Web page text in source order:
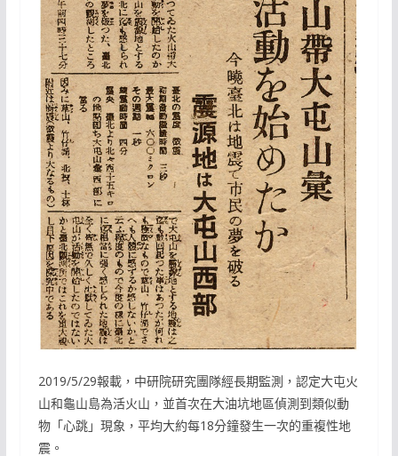
2019/5/29報載，中研院研究團隊經長期監測，認定大屯火
山和龜山島為活火山，並首次在大油坑地區偵測到類似動
物「心跳」現象，平均大約每18分鐘發生一次的重複性地
震。